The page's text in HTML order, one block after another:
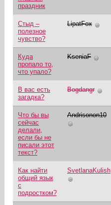
праздник
Стыд –
полезное
чувство?
LipatFox
Куда
пропало то,
что упало?
KseniaF
В вас есть
загадка?
Bogdangr
Что бы вы
сейчас
делали,
если бы не
писали этот
текст?
Andrisonon10
Как найти
общий язык
с
подростком?
SvetlanaKulish